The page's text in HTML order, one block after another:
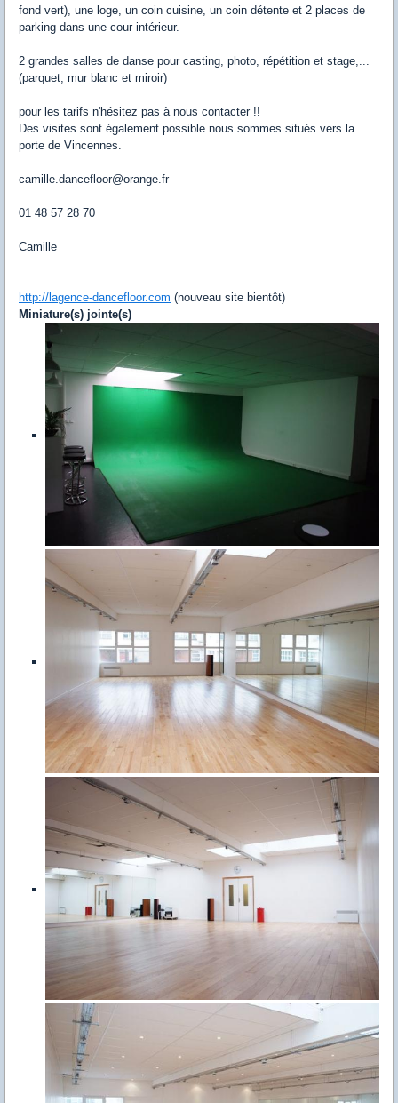
fond vert), une loge, un coin cuisine, un coin détente et 2 places de
parking dans une cour intérieur.
2 grandes salles de danse pour casting, photo, répétition et stage,...
(parquet, mur blanc et miroir)
pour les tarifs n'hésitez pas à nous contacter !!
Des visites sont également possible nous sommes situés vers la
porte de Vincennes.
camille.dancefloor@orange.fr
01 48 57 28 70
Camille
http://lagence-dancefloor.com (nouveau site bientôt)
Miniature(s) jointe(s)